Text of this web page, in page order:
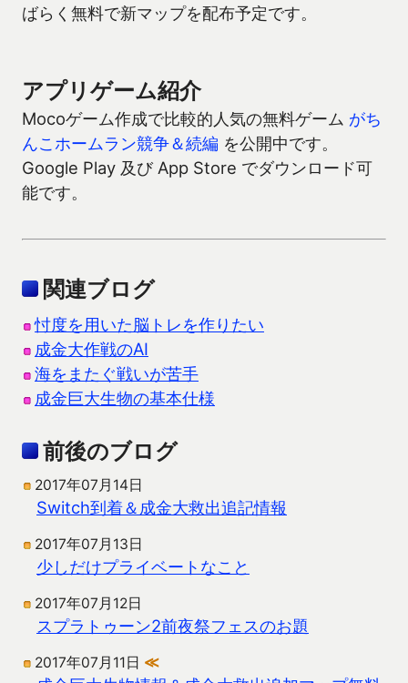
ばらく無料で新マップを配布予定です。
アプリゲーム紹介
Mocoゲーム作成で比較的人気の無料ゲーム がち
んこホームラン競争＆続編 を公開中です。
Google Play 及び App Store でダウンロード可
能です。
関連ブログ
忖度を用いた脳トレを作りたい
成金大作戦のAI
海をまたぐ戦いが苦手
成金巨大生物の基本仕様
前後のブログ
2017年07月14日
Switch到着＆成金大救出追記情報
2017年07月13日
少しだけプライベートなこと
2017年07月12日
スプラトゥーン2前夜祭フェスのお題
2017年07月11日 ≪